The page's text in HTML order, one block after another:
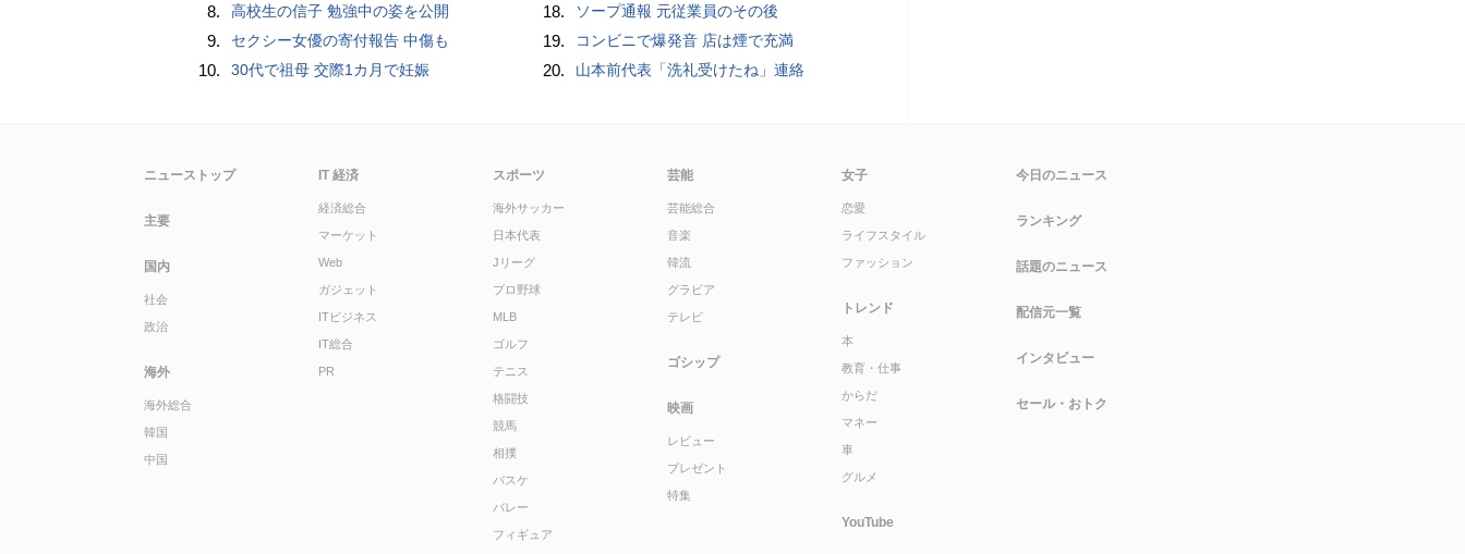
8. 高校生の信子 勉強中の姿を公開
9. セクシー女優の寄付報告 中傷も
10. 30代で祖母 交際1カ月で妊娠
18. ソープ通報 元従業員のその後
19. コンビニで爆発音 店は煙で充満
20. 山本前代表「洗礼受けたね」連絡
ニューストップ
主要
国内
社会
政治
海外
海外総合
韓国
中国
IT 経済
経済総合
マーケット
Web
ガジェット
ITビジネス
IT総合
PR
スポーツ
海外サッカー
日本代表
Jリーグ
プロ野球
MLB
ゴルフ
テニス
格闘技
競馬
相撲
バスケ
バレー
フィギュア
芸能
芸能総合
音楽
韓流
グラビア
テレビ
ゴシップ
映画
レビュー
プレゼント
特集
女子
恋愛
ライフスタイル
ファッション
トレンド
本
教育・仕事
からだ
マネー
車
グルメ
YouTube
今日のニュース
ランキング
話題のニュース
配信元一覧
インタビュー
セール・おトク